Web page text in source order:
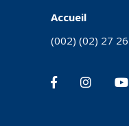
Accueil
(002) (02) 27